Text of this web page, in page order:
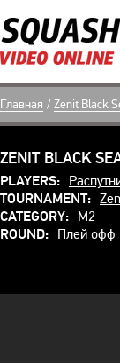
Главная / Zenit Black
ZENIT BLACK
PLAYERS:
TOURNAMENT:
CATEGORY: M2
ROUND: Плей офф